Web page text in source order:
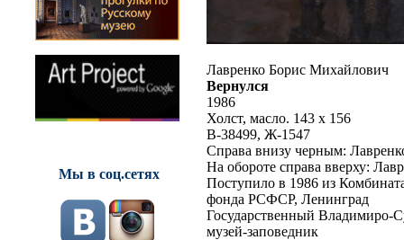
Мы в соц.сетях
Лавренко Борис Михайлович
Вернулся
1986
Холст, масло. 143 x 156
В-38499, Ж-1547
Справа внизу черным:
На обороте справа вверху:
Поступило в 1986 из
фонда РСФСР, Ленинград
Государственный Владимиро-
музей-заповедник